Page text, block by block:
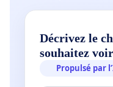
Décrivez le
souhaitez voir
Propulsé par